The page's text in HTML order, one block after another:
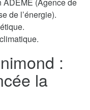
de l’énergie).
:
la